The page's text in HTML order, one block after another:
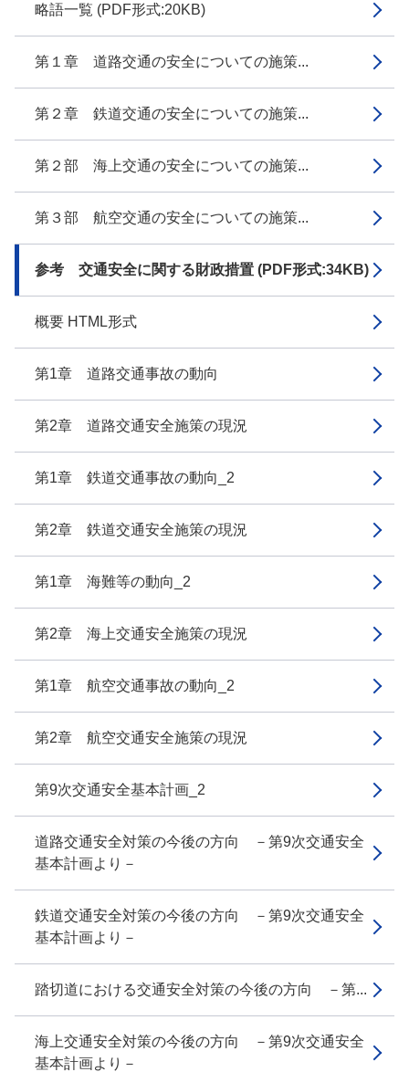
略語一覧 (PDF形式:20KB)
第１章 道路交通の安全についての施策...
第２章 鉄道交通の安全についての施策...
第２部 海上交通の安全についての施策...
第３部 航空交通の安全についての施策...
参考 交通安全に関する財政措置 (PDF形式:34KB)
概要 HTML形式
第1章 道路交通事故の動向
第2章 道路交通安全施策の現況
第1章 鉄道交通事故の動向_2
第2章 鉄道交通安全施策の現況
第1章 海難等の動向_2
第2章 海上交通安全施策の現況
第1章 航空交通事故の動向_2
第2章 航空交通安全施策の現況
第9次交通安全基本計画_2
道路交通安全対策の今後の方向 －第9次交通安全
基本計画より－
鉄道交通安全対策の今後の方向 －第9次交通安全
基本計画より－
踏切道における交通安全対策の今後の方向 －第...
海上交通安全対策の今後の方向 －第9次交通安全
基本計画より－